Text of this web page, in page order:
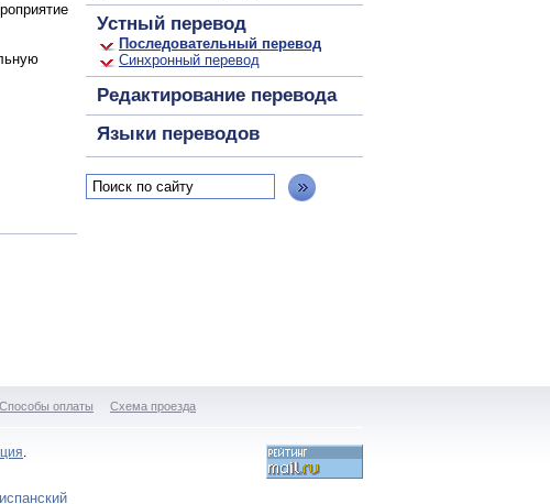
Устный перевод
Последовательный перевод
Синхронный перевод
Редактирование перевода
Языки переводов
Способы оплаты Схема проезда
.
испанский